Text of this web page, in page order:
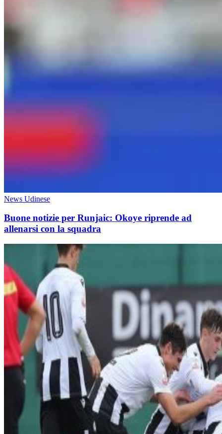
News Udinese
Buone notizie per Runjaic: Okoye riprende ad
allenarsi con la squadra